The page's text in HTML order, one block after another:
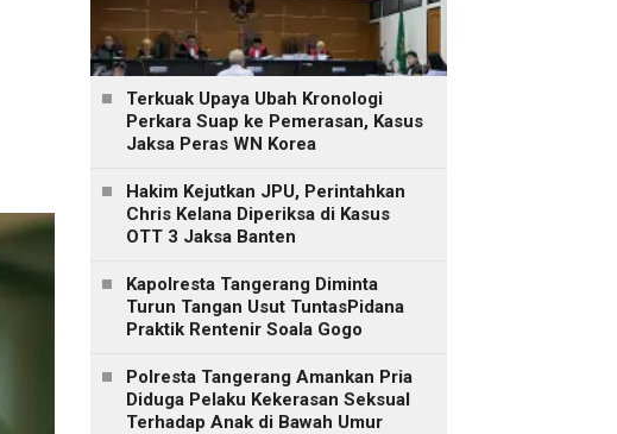
Terkuak Upaya Ubah Kronologi
Perkara Suap ke Pemerasan, Kasus
Jaksa Peras WN Korea
Hakim Kejutkan JPU, Perintahkan
Chris Kelana Diperiksa di Kasus
OTT 3 Jaksa Banten
Kapolresta Tangerang Diminta
Turun Tangan Usut TuntasPidana
Praktik Rentenir Soala Gogo
Polresta Tangerang Amankan Pria
Diduga Pelaku Kekerasan Seksual
Terhadap Anak di Bawah Umur